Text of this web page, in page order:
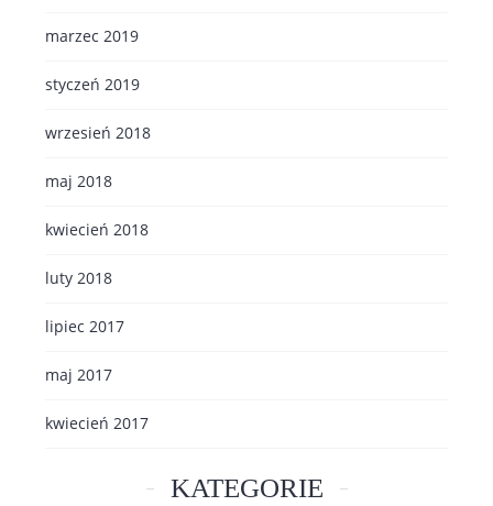
marzec 2019
styczeń 2019
wrzesień 2018
maj 2018
kwiecień 2018
luty 2018
lipiec 2017
maj 2017
kwiecień 2017
KATEGORIE